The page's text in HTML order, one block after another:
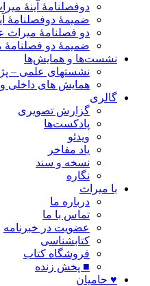
دوفصلنامۀ آینۀ
ضمیمۀ دوفصلنامۀ
دو فصلنامۀ میراث
ضمیمۀ دو فصلنامۀ
نشست‌ها و همایش‌ها
نشستهای علمی –
همایش های داخلی و
گالری
گزارش تصویری
پادکست‌ها
ویدئو
یاد مفاخر
نسخه و سند
نگاره
با میراث
درباره ما
تماس با ما
عضویت در خبرنامه
کتابشناسی
فروشگاه کتاب
■ پخش زنده
♥ حامیان